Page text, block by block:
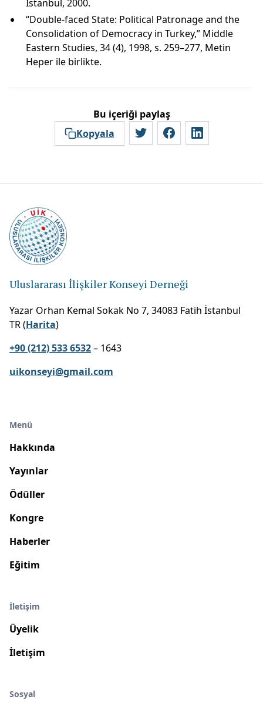
İstanbul, 2000.
“Double-faced State: Political Patronage and the
Consolidation of Democracy in Turkey,” Middle
Eastern Studies, 34 (4), 1998, s. 259–277, Metin
Heper ile birlikte.
Bu içeriği paylaş
Kopyala
Uluslararası İlişkiler Konseyi Derneği
Yazar Orhan Kemal Sokak No 7, 34083 Fatih İstanbul
TR (Harita)
+90 (212) 533 6532– 1643
uikonseyi@gmail.com
Menü
Hakkında
Yayınlar
Ödüller
Kongre
Haberler
Eğitim
İletişim
Üyelik
İletişim
Sosyal